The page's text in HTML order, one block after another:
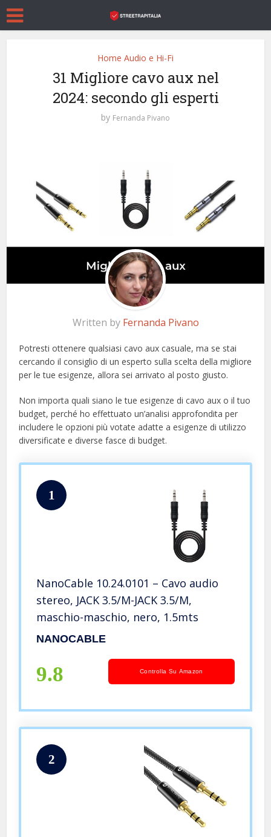
Home Audio e Hi-Fi
31 Migliore cavo aux nel
2024: secondo gli esperti
by Fernanda Pivano
Written by Fernanda Pivano
Potresti ottenere qualsiasi cavo aux casuale, ma se stai
cercando il consiglio di un esperto sulla scelta della migliore
per le tue esigenze, allora sei arrivato al posto giusto.
Non importa quali siano le tue esigenze di cavo aux o il tuo
budget, perché ho effettuato un’analisi approfondita per
includere le opzioni più votate adatte a esigenze di utilizzo
diversificate e diverse fasce di budget.
1
NanoCable 10.24.0101 – Cavo audio
stereo, JACK 3.5/M-JACK 3.5/M,
maschio-maschio, nero, 1.5mts
NANOCABLE
9.8 Controlla Su Amazon
2